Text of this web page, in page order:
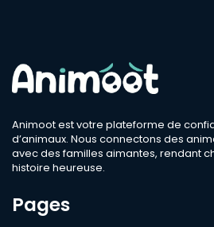
Animoot est votre plateforme de
d’animaux. Nous connectons des
avec des familles aimantes, rendant
histoire heureuse.
Pages